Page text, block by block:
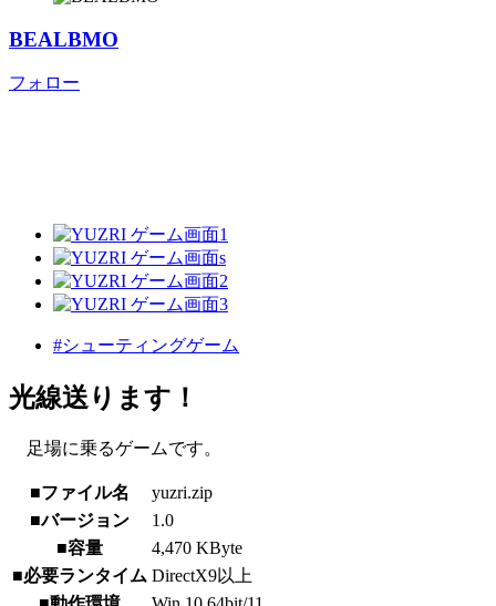
BEALBMO
フォロー
#シューティングゲーム
光線送ります！
足場に乗るゲームです。
■ファイル名
yuzri.zip
■バージョン
1.0
■容量
4,470 KByte
■必要ランタイム DirectX9以上